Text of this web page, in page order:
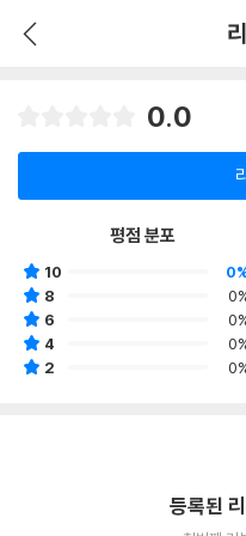
0.0
평점 분포
10
8
6
4
2
등록된